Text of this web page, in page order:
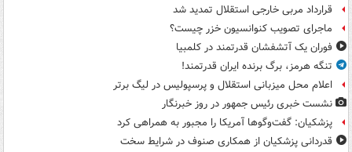
قرارداد مربی خارجی استقلال تمدید شد
ماجرای تصویب کنوانسیون خزر چیست؟
فوران یک آتشفشان قدرتمند در کلمبیا
تنگه هرمز، برگ برنده ایران قدرتمند!
اعلام محل میزبانی استقلال و پرسپولیس در لیگ برتر
نشست خبری رئیس جمهور در روز خبرنگار
پزشکیان: گفت‌وگوها آمریکا را مجبور به همراهی کرد
قدردانی پزشکیان از همکاری صنوف در شرایط سخت